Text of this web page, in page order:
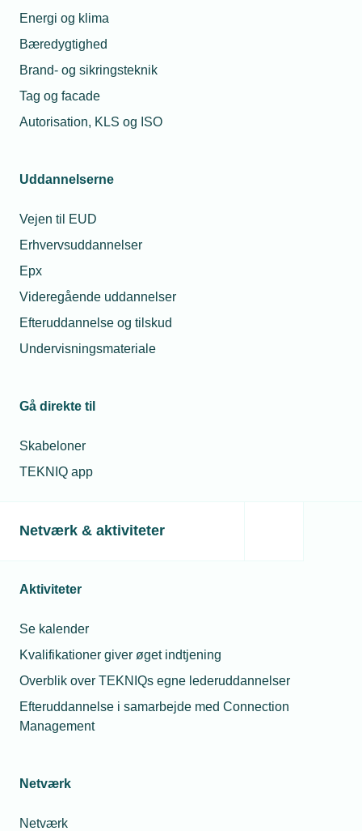
Energi og klima
Bæredygtighed
Brand- og sikringsteknik
Tag og facade
Autorisation, KLS og ISO
Uddannelserne
Vejen til EUD
Erhvervsuddannelser
Epx
Videregående uddannelser
Efteruddannelse og tilskud
Undervisningsmateriale
Gå direkte til
Skabeloner
TEKNIQ app
Netværk & aktiviteter
Aktiviteter
Se kalender
Kvalifikationer giver øget indtjening
Overblik over TEKNIQs egne lederuddannelser
Efteruddannelse i samarbejde med Connection
Management
Netværk
Netværk